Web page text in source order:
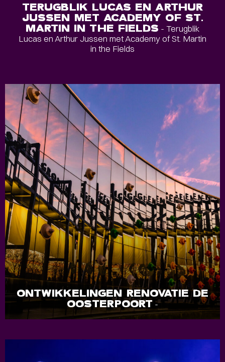
TERUGBLIK LUCAS EN ARTHUR
JUSSEN MET ACADEMY OF ST.
MARTIN IN THE FIELDS - Terugblik
Lucas en Arthur Jussen met Academy of St. Martin
in the Fields
ONTWIKKELINGEN RENOVATIE DE
OOSTERPOORT-